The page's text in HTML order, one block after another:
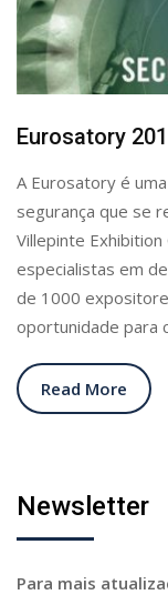
Eurosatory
A Eurosatory é
segurança que se
Villepinte
especialistas em
de 1000
oportunidade para
Read More
Newsletter
Para mais